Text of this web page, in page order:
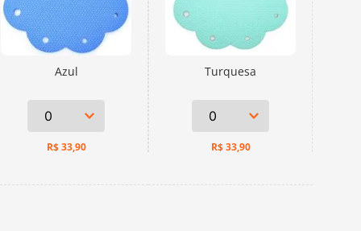
Azul
R$33,90
Turquesa
R$33,90